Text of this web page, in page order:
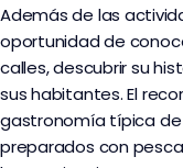
Además de las
oportunidad de
calles, descubrir su
sus habitantes. El
gastronomía típica
preparados con